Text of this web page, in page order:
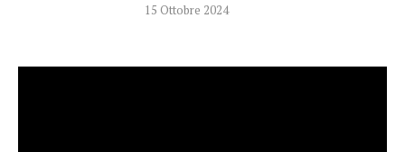
15 Ottobre 2024